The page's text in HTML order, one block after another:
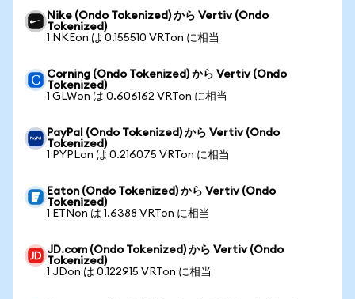
Nike (Ondo Tokenized) から Vertiv (Ondo
Tokenized)
1 NKEon は 0.155510 VRTon に相当
Corning (Ondo Tokenized) から Vertiv (Ondo
Tokenized)
1 GLWon は 0.606162 VRTon に相当
PayPal (Ondo Tokenized) から Vertiv (Ondo
Tokenized)
1 PYPLon は 0.216075 VRTon に相当
Eaton (Ondo Tokenized) から Vertiv (Ondo
Tokenized)
1 ETNon は 1.6388 VRTon に相当
JD.com (Ondo Tokenized) から Vertiv (Ondo
Tokenized)
1 JDon は 0.122915 VRTon に相当